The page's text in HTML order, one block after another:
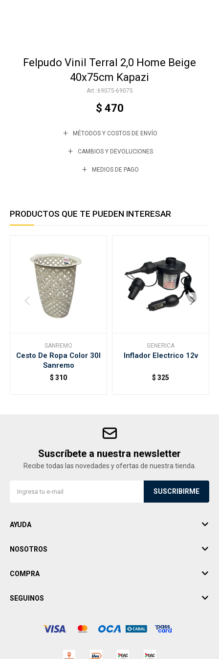
Felpudo Vinil Terral 2,0 Home Beige
40x75cm Kapazi
69075-69075
$ 470
MÉTODOS Y COSTOS DE ENVÍO
CAMBIOS Y DEVOLUCIONES
MEDIOS DE PAGO
PRODUCTOS QUE TE PUEDEN INTERESAR
SANREMO
Cesto De Ropa Color 30l
Sanremo
$ 310
GENERICA
Inflador Electrico 12v
$ 325
Suscríbete a nuestra newsletter
Recibe todas las novedades y ofertas de nuestra tienda.
SUSCRIBIRME
AYUDA
NOSOTROS
COMPRA
SEGUINOS
Varios